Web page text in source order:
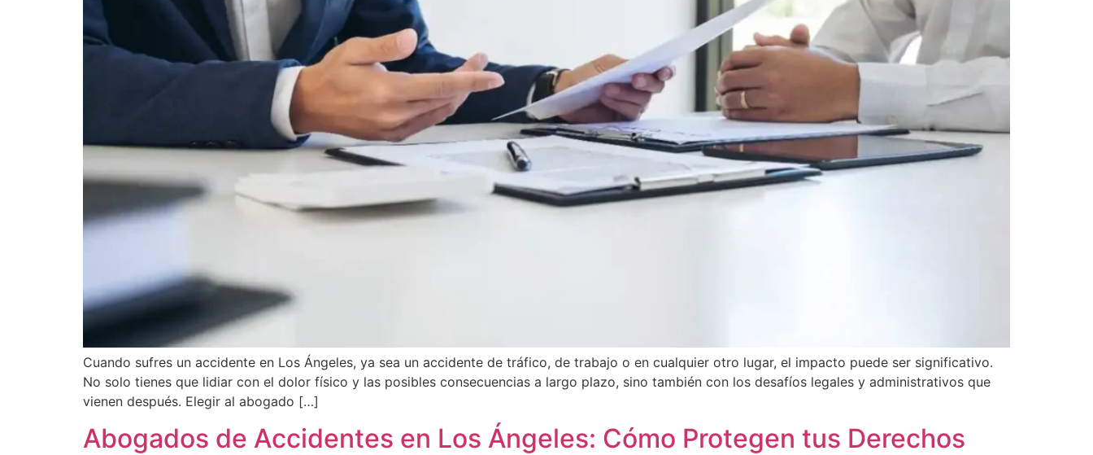
Cuando sufres un accidente en Los Ángeles, ya sea un accidente de tráfico, de trabajo o en cualquier otro lugar, el impacto puede ser significativo.
No solo tienes que lidiar con el dolor físico y las posibles consecuencias a largo plazo, sino también con los desafíos legales y administrativos que
vienen después. Elegir al abogado […]
Abogados de Accidentes en Los Ángeles: Cómo Protegen tus Derechos